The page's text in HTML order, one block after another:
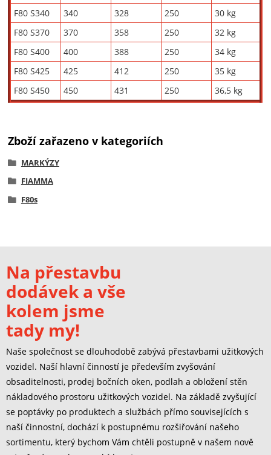
F80 S340
340 328 250
30 kg
F80 S370
370 358 250
32 kg
F80 S400
400 388 250
34 kg
F80 S425
425 412 250
35 kg
F80 S450
450 431 250 36,5 kg
Zboží zařazeno v kategoriích
MARKÝZY
FIAMMA
F80s
Na přestavbu
dodávek a vše
kolem jsme
tady my!
Naše společnost se dlouhodobě zabývá přestavbami užitkových
vozidel. Naší hlavní činností je především zvyšování
obsaditelnosti, prodej bočních oken, podlah a obložení stěn
nákladového prostoru užitkových vozidel. Na základě zvyšující
se poptávky po produktech a službách přímo souvisejících s
naší činnostní, dochází k postupnému rozšiřování našeho
sortimentu, který bychom Vám chtěli postupně v našem nově